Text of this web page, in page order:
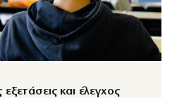
και έλεγχος